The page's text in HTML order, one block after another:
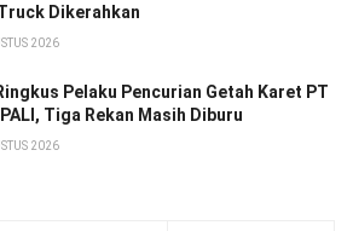
Dikerahkan
2026
Pelaku Pencurian Getah Karet PT
PALI, Tiga Rekan Masih Diburu
2026